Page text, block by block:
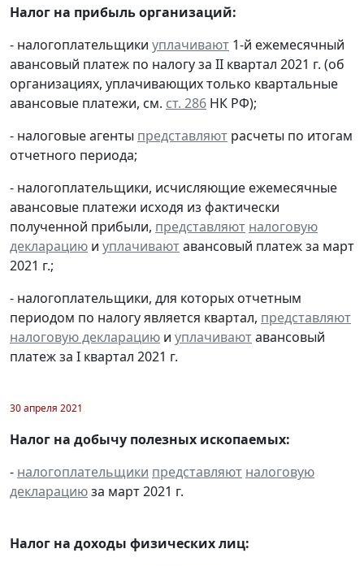
Налог на прибыль организаций:
- налогоплательщики уплачивают 1-й ежемесячный
авансовый платеж по налогу за II квартал 2021 г. (об
организациях, уплачивающих только квартальные
авансовые платежи, см. ст. 286 НК РФ);
- налоговые агенты представляют расчеты по итогам
отчетного периода;
- налогоплательщики, исчисляющие ежемесячные
авансовые платежи исходя из фактически
полученной прибыли, представляют налоговую
декларацию и уплачиваютавансовый платеж за март
2021 г.;
- налогоплательщики, для которых отчетным
периодом по налогу является квартал, представляют
налоговую декларацию и уплачиваютавансовый
платеж за I квартал 2021 г.
30 апреля 2021
Налог на добычу полезных ископаемых:
- налогоплательщики представляют налоговую
декларациюза март 2021 г.
Налог на доходы физических лиц: